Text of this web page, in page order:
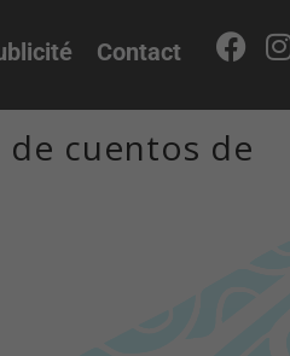
Contact
cuentos de